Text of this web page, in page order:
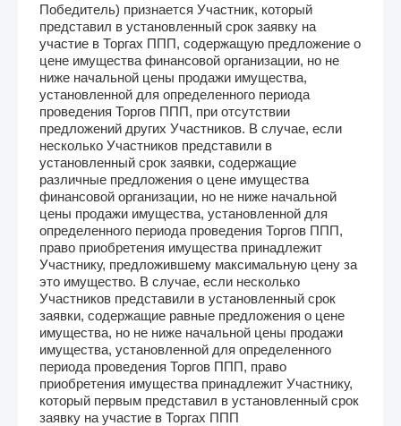
Победитель) признается Участник, который
представил в установленный срок заявку на
участие в Торгах ППП, содержащую предложение о
цене имущества финансовой организации, но не
ниже начальной цены продажи имущества,
установленной для определенного периода
проведения Торгов ППП, при отсутствии
предложений других Участников. В случае, если
несколько Участников представили в
установленный срок заявки, содержащие
различные предложения о цене имущества
финансовой организации, но не ниже начальной
цены продажи имущества, установленной для
определенного периода проведения Торгов ППП,
право приобретения имущества принадлежит
Участнику, предложившему максимальную цену за
это имущество. В случае, если несколько
Участников представили в установленный срок
заявки, содержащие равные предложения о цене
имущества, но не ниже начальной цены продажи
имущества, установленной для определенного
периода проведения Торгов ППП, право
приобретения имущества принадлежит Участнику,
который первым представил в установленный срок
заявку на участие в Торгах ППП